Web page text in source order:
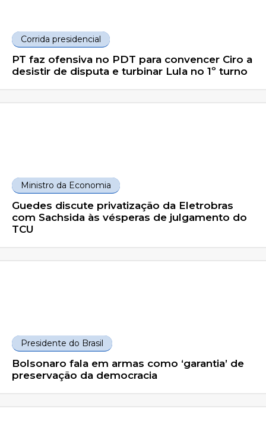
Corrida presidencial
PT faz ofensiva no PDT para convencer Ciro a
desistir de disputa e turbinar Lula no 1º turno
Ministro da Economia
Guedes discute privatização da Eletrobras
com Sachsida às vésperas de julgamento do
TCU
Presidente do Brasil
Bolsonaro fala em armas como ‘garantia’ de
preservação da democracia